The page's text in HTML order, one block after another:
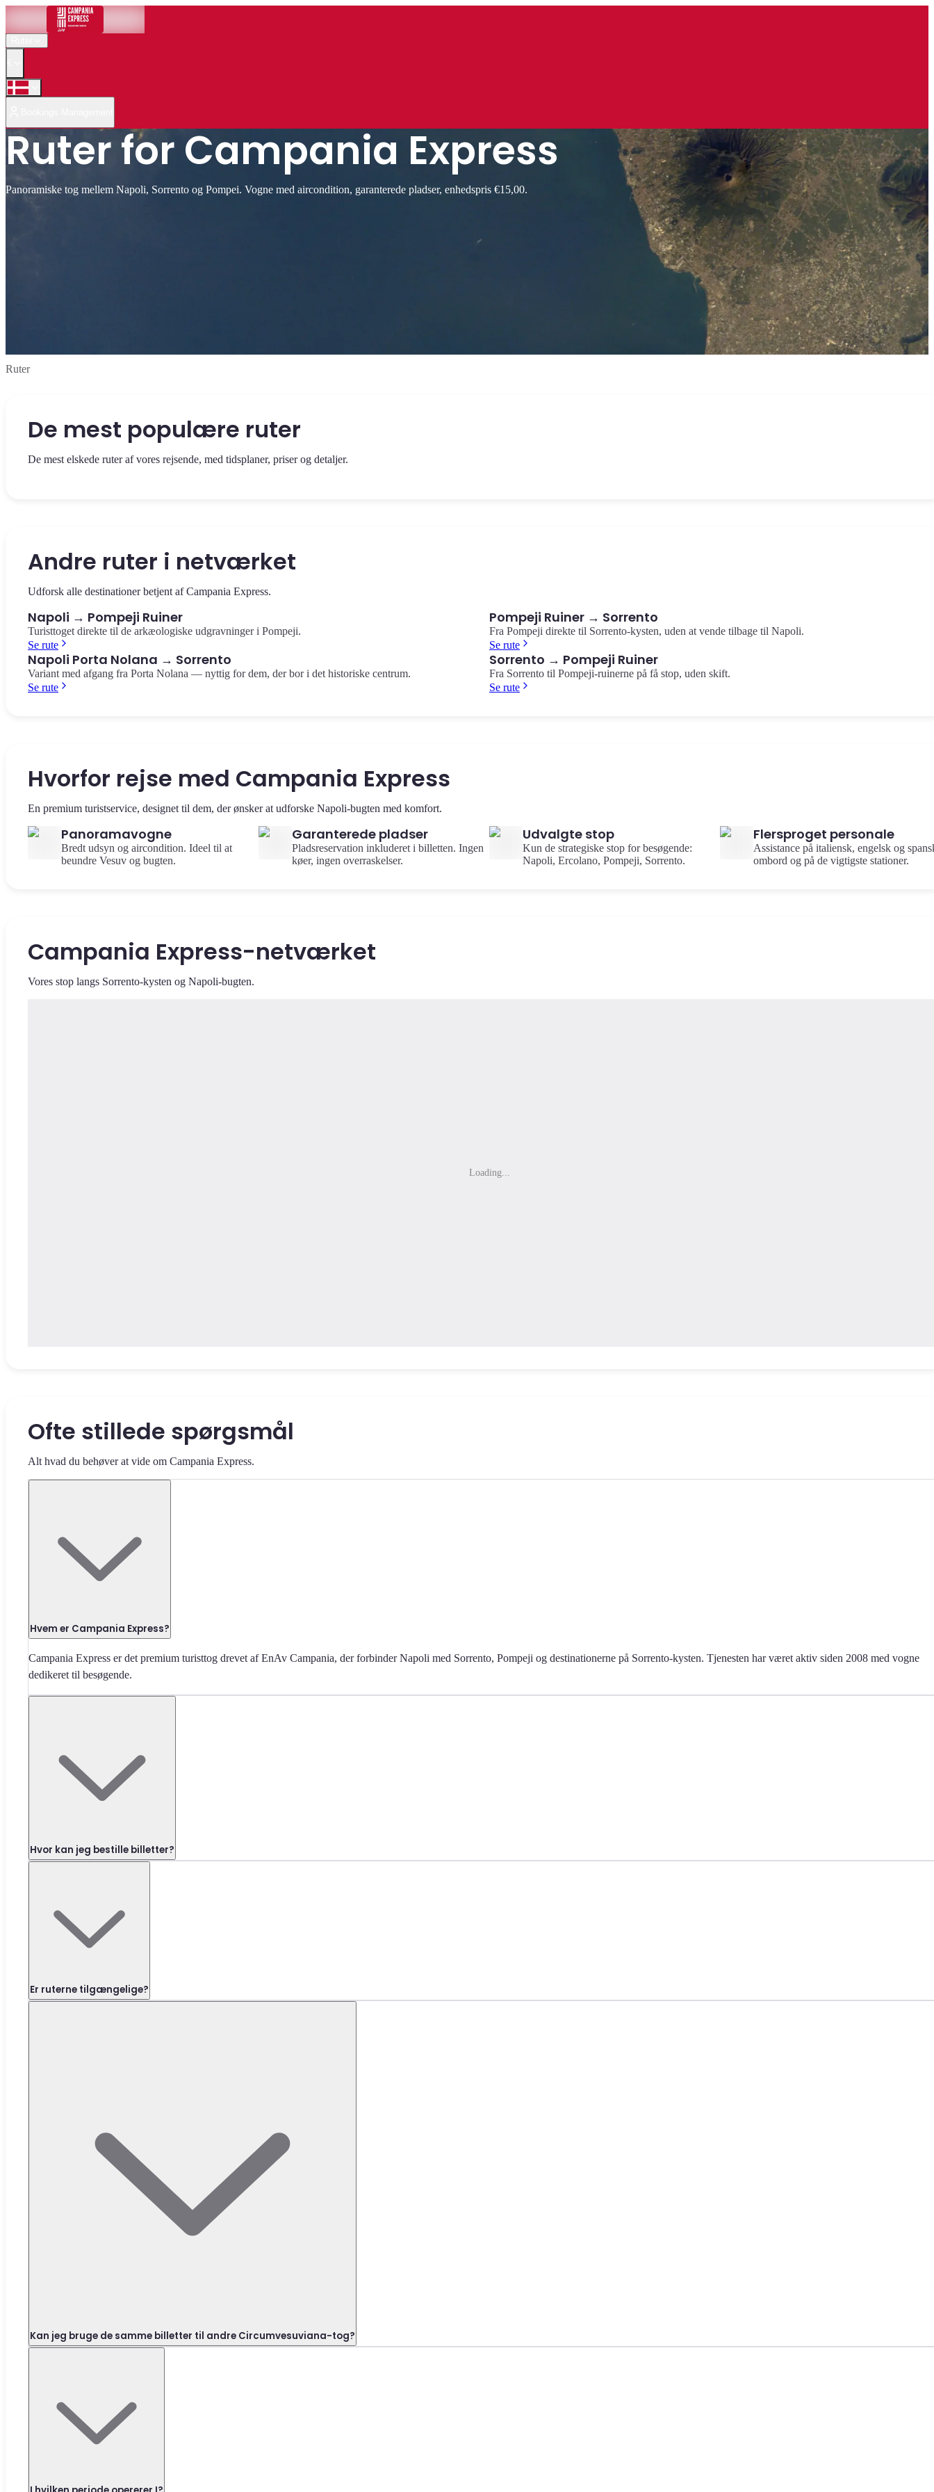
Ruter for Campania Express
Panoramiske tog mellem Napoli, Sorrento og Pompei. Vogne med aircondition, garanterede pladser, enhedspris €15,00.
Ruter
De mest populære ruter
De mest elskede ruter af vores rejsende, med tidsplaner, priser og detaljer.
Andre ruter i netværket
Udforsk alle destinationer betjent af Campania Express.
Napoli → Pompeji Ruiner
Turisttoget direkte til de arkæologiske udgravninger i Pompeji.
Se rute
Pompeji Ruiner → Sorrento
Fra Pompeji direkte til Sorrento-kysten, uden at vende tilbage til Napoli.
Se rute
Napoli Porta Nolana → Sorrento
Variant med afgang fra Porta Nolana — nyttig for dem, der bor i det historiske centrum.
Se rute
Sorrento → Pompeji Ruiner
Fra Sorrento til Pompeji-ruinerne på få stop, uden skift.
Se rute
Hvorfor rejse med Campania Express
En premium turistservice, designet til dem, der ønsker at udforske Napoli-bugten med komfort.
Panoramavogne
Bredt udsyn og aircondition. Ideel til at
beundre Vesuv og bugten.
Garanterede pladser
Pladsreservation inkluderet i billetten. Ingen
køer, ingen overraskelser.
Udvalgte stop
Kun de strategiske stop for besøgende:
Napoli, Ercolano, Pompeji, Sorrento.
Flersproget personale
Assistance på italiensk, engelsk og
ombord og på de vigtigste stationer.
Campania Express-netværket
Vores stop langs Sorrento-kysten og Napoli-bugten.
Loading...
Ofte stillede spørgsmål
Alt hvad du behøver at vide om Campania Express.
Hvem er Campania Express?
Campania Express er det premium turisttog drevet af EnAv Campania, der forbinder Napoli med Sorrento, Pompeji og destinationerne på Sorrento-kysten. Tjenesten har været aktiv siden 2008 med vogne
dedikeret til besøgende.
Hvor kan jeg bestille billetter?
Er ruterne tilgængelige?
Kan jeg bruge de samme billetter til andre Circumvesuviana-tog?